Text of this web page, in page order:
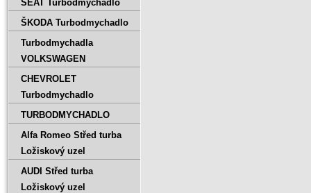
SEAT Turbodmychadlo
ŠKODA Turbodmychadlo
Turbodmychadla
VOLKSWAGEN
CHEVROLET
Turbodmychadlo
TURBODMYCHADLO
Alfa Romeo Střed turba
Ložiskový uzel
AUDI Střed turba
Ložiskový uzel